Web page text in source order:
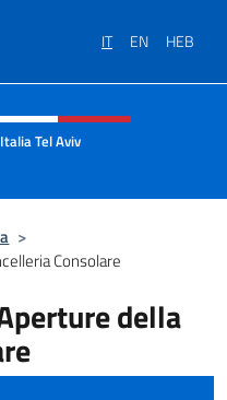
IT EN HEB
e menù
Tel Aviv
>
Consolare
della